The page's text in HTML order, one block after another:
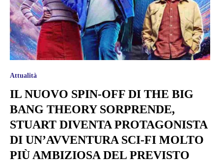
Attualità
IL NUOVO SPIN-OFF DI THE BIG
BANG THEORY SORPRENDE,
STUART DIVENTA PROTAGONISTA
DI UN’AVVENTURA SCI-FI MOLTO
PIÙ AMBIZIOSA DEL PREVISTO